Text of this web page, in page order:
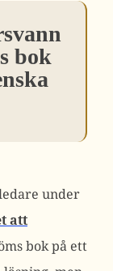
bok
under
att
bok på ett